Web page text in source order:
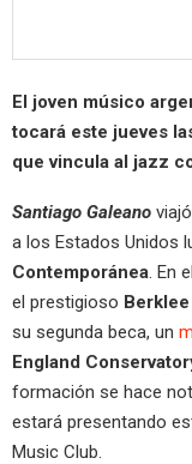
El joven músico
tocará este jueves
que vincula al jazz
Santiago Galeano
a los Estados Unidos
Contemporánea. En
el prestigioso
su segunda beca, un
England
formación se hace
estará presentando
Music Club.